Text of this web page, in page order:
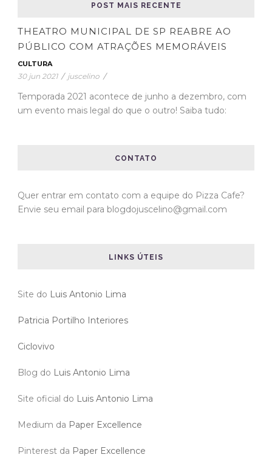
POST MAIS RECENTE
THEATRO MUNICIPAL DE SP REABRE AO
PÚBLICO COM ATRAÇÕES MEMORÁVEIS
CULTURA
30 jun 2021 / juscelino /
Temporada 2021 acontece de junho a dezembro, com
um evento mais legal do que o outro! Saiba tudo:
CONTATO
Quer entrar em contato com a equipe do Pizza Cafe?
Envie seu email para blogdojuscelino@gmail.com
LINKS ÚTEIS
Site do Luis Antonio Lima
Patricia Portilho Interiores
Ciclovivo
Blog do Luis Antonio Lima
Site oficial do Luis Antonio Lima
Medium da Paper Excellence
Pinterest da Paper Excellence